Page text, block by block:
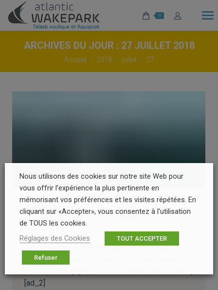
0
ARCHIVES DU JOUR : 27 JUILLET 2018
Vous êtes ici :
Accueil 2018 juillet 27
Attention Bon Plan tout proche
d’Atlantic WakePark, Testé et…
27 juillet 2018
[ad_1] Attention Bon Plan tout proche d’Atlantic
WakePark, Testé et approuvé! Équipe, bateau et
[ad_2]
Nous utilisons des cookies sur notre site Web pour
vous offrir l'expérience la plus pertinente en
mémorisant vos préférences et les visites répétées. En
cliquant sur «Accepter», vous consentez à l'utilisation
de TOUS les cookies.
Réglages des Cookies
TOUT ACCEPTER
Refuser